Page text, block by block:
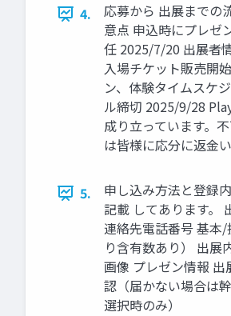
4.
応募から 出展までの
意点 申込時にプレゼ
任 2025/7/20 出展者
⼊場チケット販売開
ン、体験タイムスケ
ル締切 2025/9/28
成り⽴っています。
は皆様に応分に返⾦い
5.
申し込み⽅法と登録
記載 してあります。
連絡先電話番号 基本
り含有数あり） 出
画像 プレゼン情報
認（届かない場合は
選択時のみ）